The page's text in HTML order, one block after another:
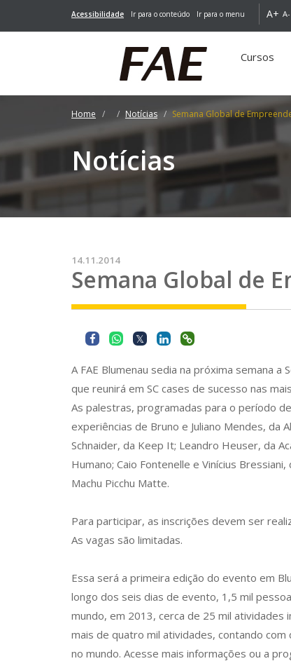
Acessibilidade Ir para o conteúdo Ir para o menu A+ A-
Cursos
Home Notícias Semana Global de
Notícias
14.11.2014
Semana Global de
A FAE Blumenau sedia na próxima semana a
que reunirá em SC cases de sucesso nas
As palestras, programadas para o período
experiências de Bruno e Juliano Mendes, da
Schnaider, da Keep It; Leandro Heuser, da
Humano; Caio Fontenelle e Vinícius
Machu Picchu Matte.
Para participar, as inscrições devem ser
As vagas são limitadas.
Essa será a primeira edição do evento em
longo dos seis dias de evento, 1,5 mil
mundo, em 2013, cerca de 25 mil atividades
mais de quatro mil atividades, contando
no mundo. Acesse mais informações ou a